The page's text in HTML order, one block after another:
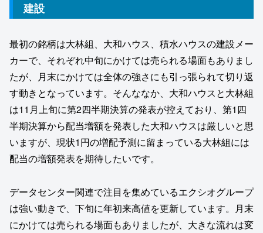
建設
最初の銘柄は大林組、大和ハウス、積水ハウスの建設メー
カーで、それぞれ中旬にかけては売られる場面もありまし
たが、月末にかけては全体の強さにも引っ張られて切り返
す動きとなっています。そんななか、大和ハウスと大林組
は11月上旬に第2四半期決算の発表が控えており、第1四
半期決算から配当増額を発表した大和ハウスは厳しいと思
いますが、現状1円の増配予測に留まっている大林組には
配当の増額発表を期待したいです。
データセンター関連で注目を集めているエクシオグループ
は強い動きで、下旬に年初来高値を更新しています。月末
にかけては売られる場面もありましたが、大きな流れは変